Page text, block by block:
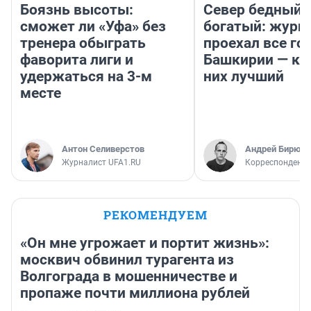
Боязнь высоты:
сможет ли «Уфа» без
тренера обыграть
фаворита лиги и
удержаться на 3-м
месте
Антон Селиверстов
Журналист UFA1.RU
Север бедный,
богатый:
проехал все
Башкирии —
них лучший
Андрей
Корреспондент
РЕКОМЕНДУЕМ
«Он мне угрожает и портит жизнь»:
москвич обвинил турагента из
Волгограда в мошенничестве и
пропаже почти миллиона рублей